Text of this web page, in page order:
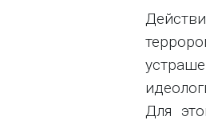
Для